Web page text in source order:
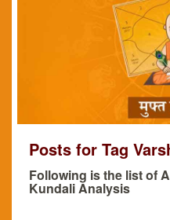
Posts for Tag
Following is the list of
Kundali Analysis